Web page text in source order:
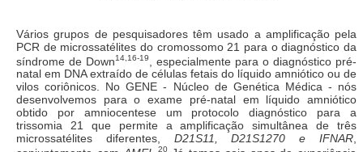
Vários grupos de pesquisadores têm usado a amplificação pela
PCR de microssatélites do cromossomo 21 para o diagnóstico da
síndrome de Down14, 16-19 , especialmente para o diagnóstico pré-
natal em DNA extraído de células fetais do líquido amniótico ou de
vilos coriônicos. No GENE - Núcleo de Genética Médica - nós
desenvolvemos para o exame pré-natal em líquido amniótico
obtido por amniocentese um protocolo diagnóstico para a
trissomia 21 que permite a amplificação simultânea de três
microssatélites diferentes, D21S11, D21S1270 e IFNAR,
20